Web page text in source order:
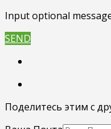
Input optional
SEND
Поделитесь этим с